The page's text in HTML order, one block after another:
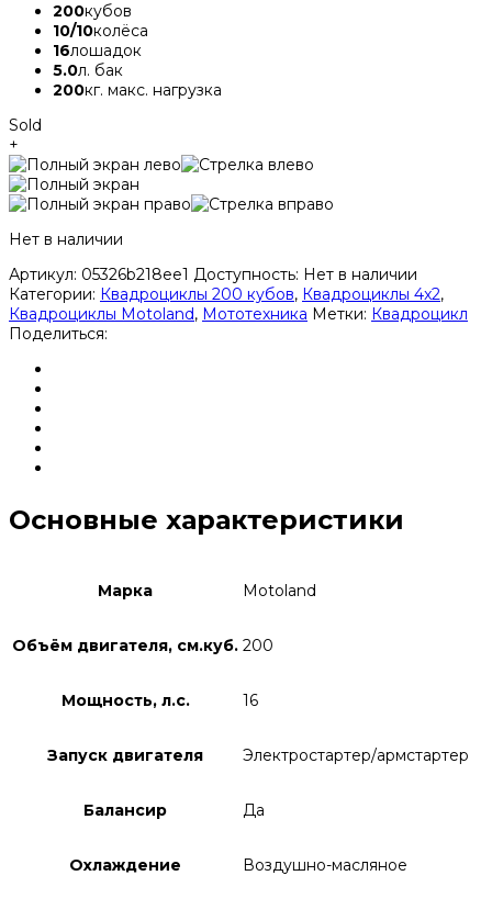
200кубов
10/10колёса
16лошадок
5.0л. бак
200кг. макс. нагрузка
Sold
+
Нет в наличии
Артикул: 05326b218ee1 Доступность: Нет в наличии
Категории: Квадроциклы 200 кубов, Квадроциклы 4x2,
Квадроциклы Motoland, Мототехника Метки: Квадроцикл
Поделиться:
Основные характеристики
Марка Motoland
Объём двигателя, см.куб. 200
Мощность, л.с. 16
Запуск двигателя Электростартер/армстартер
Балансир Да
Охлаждение Воздушно-масляное